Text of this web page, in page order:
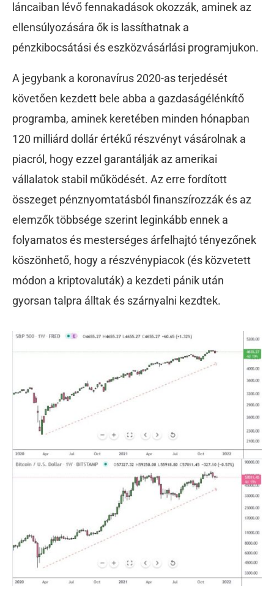
láncaiban lévő fennakadások okozzák, aminek az
ellensúlyozására ők is lassíthatnak a
pénzkibocsátási és eszközvásárlási programjukon.
A jegybank a koronavírus 2020-as terjedését
követően kezdett bele abba a gazdaságélénkítő
programba, aminek keretében minden hónapban
120 milliárd dollár értékű részvényt vásárolnak a
piacról, hogy ezzel garantálják az amerikai
vállalatok stabil működését. Az erre fordított
összeget pénznyomtatásból finanszírozzák és az
elemzők többsége szerint leginkább ennek a
folyamatos és mesterséges árfelhajtó tényezőnek
köszönhető, hogy a részvénypiacok (és közvetett
módon a kriptovaluták) a kezdeti pánik után
gyorsan talpra álltak és szárnyalni kezdtek.